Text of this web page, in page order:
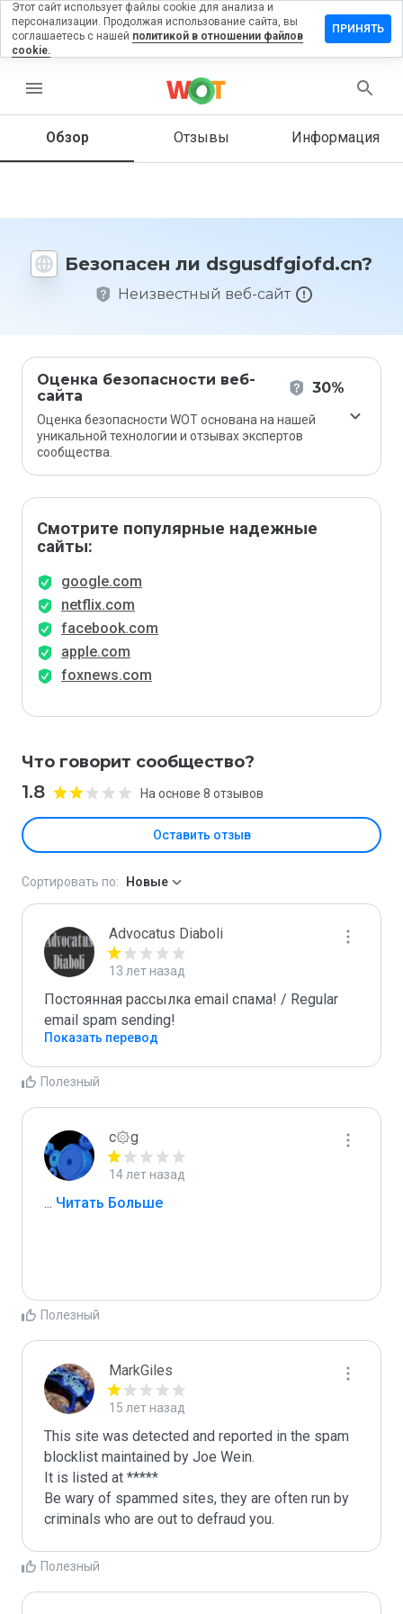
menu
Обзор Отзывы Информация
Безопасен ли dsgusdfgiofd.cn?
Неизвестный веб-сайт
Оценка безопасности веб-
сайта
30%
Оценка безопасности WOT основана на нашей
уникальной технологии и отзывах экспертов
сообщества.
Смотрите популярные надежные
сайты:
google.com
netflix.com
facebook.com
apple.com
foxnews.com
Что говорит сообщество?
1.8 На основе 8 отзывов
Оставить отзыв
на
Как бы
этот
1 до 5?
Сортировать по: Новые
Advocatus Diaboli
13 лет назад
Постоянная рассылка email спама! / Regular
email spam sending!
Показать перевод
Полезный
c۞g
14 лет назад
... Читать Больше
Полезный
MarkGiles
15 лет назад
This site was detected and reported in the spam
blocklist maintained by Joe Wein.
It is listed at *****
Be wary of spammed sites, they are often run by
criminals who are out to defraud you.
Полезный
Этот сайт использует файлы cookie для анализа и
персонализации. Продолжая использование сайта, вы
соглашаетесь с нашей политикой в отношении файлов
cookie.
ПРИНЯТЬ